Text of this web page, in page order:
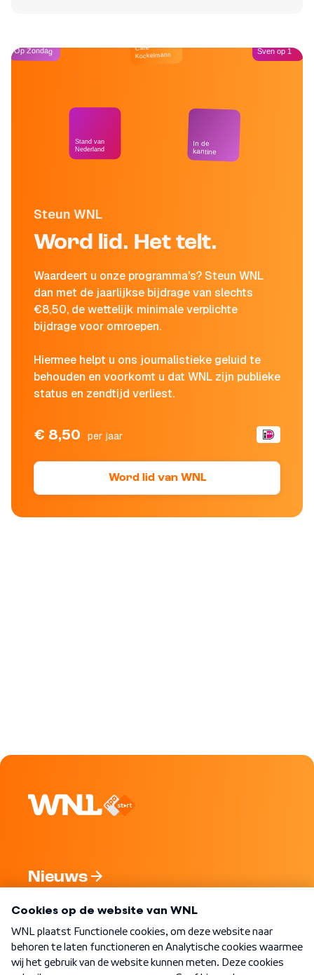
Steun WNL
Word lid. Het telt.
Waardeert u onze programma's? Steun WNL
dan met de jaarlijkse bijdrage van slechts
€8,50, de wettelijk minimale verplichte
bijdrage voor omroepen.
Hiermee helpt u ons journalistieke geluid te
behouden en voorkomt u dat WNL zijn publieke
status en zendtijd verliest.
€ 8,50 per jaar
Word lid van WNL
Op Zondag
Stand van
Nederland
Café
Kockelmann
In de
kantine
Sven op 1
Nieuws
Nieuwsbrief
Word Lid